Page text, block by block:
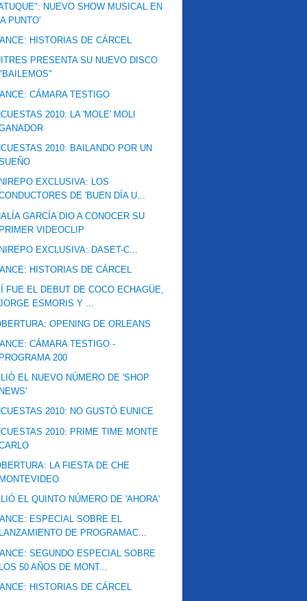
NUEVO SHOW MUSICAL EN
PUNTO'
HISTORIAS DE CÁRCEL
PRESENTA SU NUEVO DISCO
CÁMARA TESTIGO
2010: LA 'MOLE' MOLI
2010: BAILANDO POR UN
EXCLUSIVA: LOS
DE 'BUEN DÍA U...
GARCÍA DIO A CONOCER SU
VIDEOCLIP
EXCLUSIVA: DASET-C...
HISTORIAS DE CÁRCEL
FUE EL DEBUT DE COCO ECHAGÜE,
ESMORIS Y ...
OPENING DE ORLEANS
CÁMARA TESTIGO -
200
EL NUEVO NÚMERO DE 'SHOP
2010: NO GUSTÓ EUNICE
2010: PRIME TIME MONTE
LA FIESTA DE CHE
EL QUINTO NÚMERO DE 'AHORA'
ESPECIAL SOBRE EL
DE PROGRAMAC...
SEGUNDO ESPECIAL SOBRE
50 AÑOS DE MONT...
HISTORIAS DE CÁRCEL